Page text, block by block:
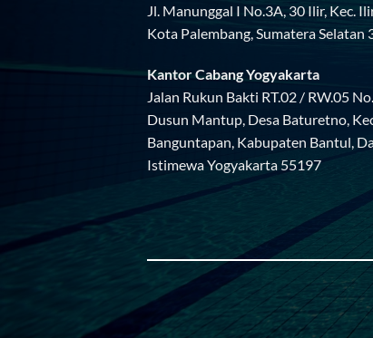
Jl. Manunggal I No.3A, 30 Ilir, Kec.
Kota Palembang, Sumatera Selatan
Kantor Cabang Yogyakarta
Jalan Rukun Bakti RT.02 / RW.05
Dusun Mantup, Desa Baturetno,
Banguntapan, Kabupaten Bantul,
Istimewa Yogyakarta 55197